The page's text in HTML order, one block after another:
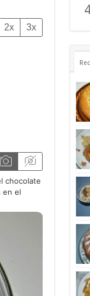
2x 3x
chocolate
en el